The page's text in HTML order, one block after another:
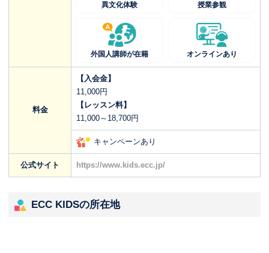
異文化体験 授業参観
外国人講師が在籍 オンラインあり
料金
【入会金】
11,000円
【レッスン料】
11,000～18,700円
キャンペーンあり
公式サイト https://www.kids.ecc.jp/
ECC KIDSの所在地